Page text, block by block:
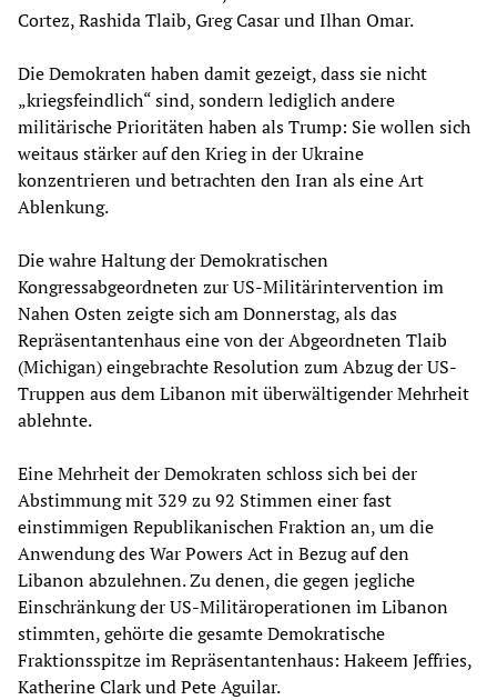
Cortez, Rashida Tlaib, Greg Casar und Ilhan Omar.
Die Demokraten haben damit gezeigt, dass sie nicht
„kriegsfeindlich“ sind, sondern lediglich andere
militärische Prioritäten haben als Trump: Sie wollen sich
weitaus stärker auf den Krieg in der Ukraine
konzentrieren und betrachten den Iran als eine Art
Ablenkung.
Die wahre Haltung der Demokratischen
Kongressabgeordneten zur US-Militärintervention im
Nahen Osten zeigte sich am Donnerstag, als das
Repräsentantenhaus eine von der Abgeordneten Tlaib
(Michigan) eingebrachte Resolution zum Abzug der US-
Truppen aus dem Libanon mit überwältigender Mehrheit
ablehnte.
Eine Mehrheit der Demokraten schloss sich bei der
Abstimmung mit 329 zu 92 Stimmen einer fast
einstimmigen Republikanischen Fraktion an, um die
Anwendung des War Powers Act in Bezug auf den
Libanon abzulehnen. Zu denen, die gegen jegliche
Einschränkung der US-Militäroperationen im Libanon
stimmten, gehörte die gesamte Demokratische
Fraktionsspitze im Repräsentantenhaus: Hakeem Jeffries,
Katherine Clark und Pete Aguilar.